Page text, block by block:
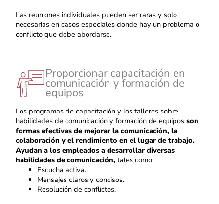
Las reuniones individuales pueden ser raras y solo
necesarias en casos especiales donde hay un problema o
conflicto que debe abordarse.
Proporcionar capacitación en
comunicación y formación de
equipos
Los programas de capacitación y los talleres sobre
habilidades de comunicación y formación de equiposson
formas efectivas de mejorar la comunicación, la
colaboración y el rendimiento en el lugar de trabajo.
Ayudan a los empleados a desarrollar diversas
habilidades de comunicación, tales como:
Escucha activa.
Mensajes claros y concisos.
Resolución de conflictos.